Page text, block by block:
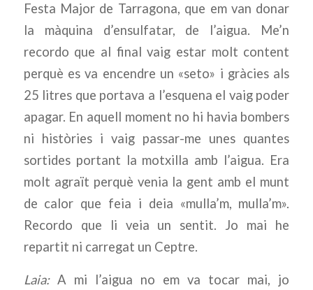
Festa Major de Tarragona, que em van donar
la màquina d’ensulfatar, de l’aigua. Me’n
recordo que al final vaig estar molt content
perquè es va encendre un «seto» i gràcies als
25 litres que portava a l’esquena el vaig poder
apagar. En aquell moment no hi havia bombers
ni històries i vaig passar-me unes quantes
sortides portant la motxilla amb l’aigua. Era
molt agraït perquè venia la gent amb el munt
de calor que feia i deia «mulla’m, mulla’m».
Recordo que li veia un sentit. Jo mai he
repartit ni carregat un Ceptre.
Laia:A mi l’aigua no em va tocar mai, jo